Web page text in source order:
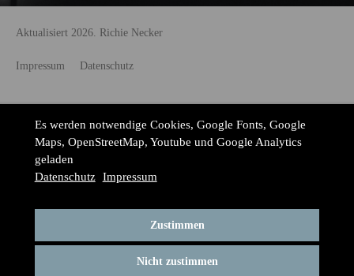
Aktualisiert 2026. Richie Necker
Impressum Datenschutz
Es werden notwendige Cookies, Google Fonts, Google
Maps, OpenStreetMap, Youtube und Google Analytics
geladen
Datenschutz Impressum
Zustimmen
Nicht zustimmen